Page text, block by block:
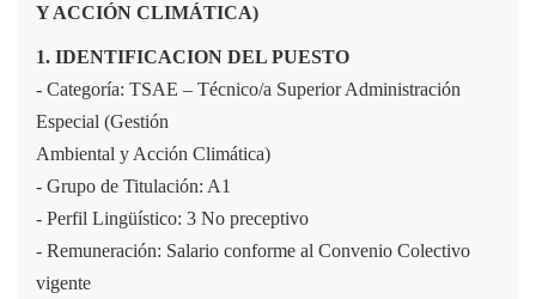
Y ACCIÓN CLIMÁTICA)
1. IDENTIFICACION DEL PUESTO
- Categoría: TSAE – Técnico/a Superior Administración
Especial (Gestión
Ambiental y Acción Climática)
- Grupo de Titulación: A1
- Perfil Lingüístico: 3 No preceptivo
- Remuneración: Salario conforme al Convenio Colectivo
vigente